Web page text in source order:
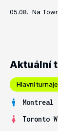
05.08. Na
Aktuální
Hlavní turnaje
Montreal
Toronto